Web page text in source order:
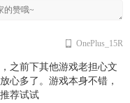
之前下其他游戏老担心文
心多了。游戏本身不错，
荐试试
OnePlus_15R